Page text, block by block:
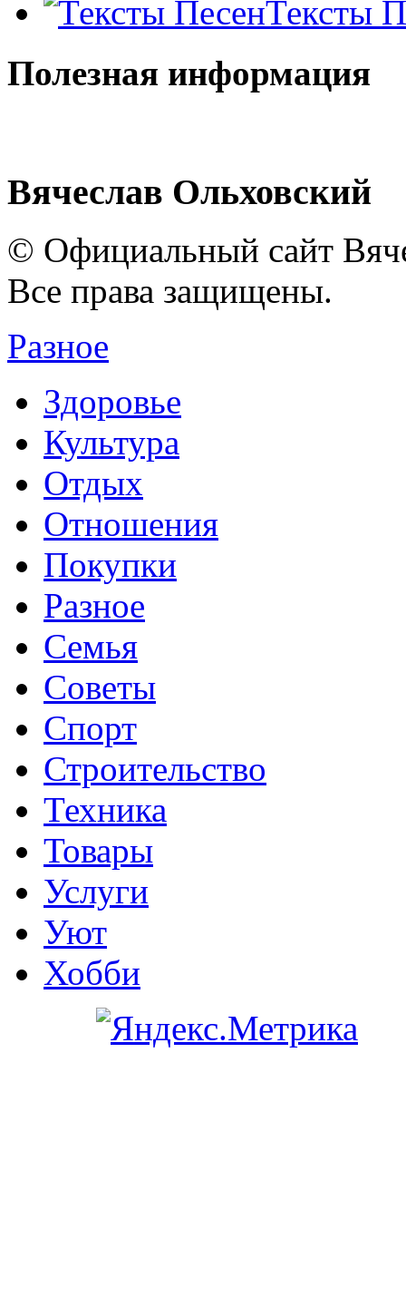
Тексты
Полезная информация
Вячеслав Ольховский
© Официальный сайт
Все права защищены.
Разное
Здоровье
Культура
Отдых
Отношения
Покупки
Разное
Семья
Советы
Спорт
Строительство
Техника
Товары
Услуги
Уют
Хобби